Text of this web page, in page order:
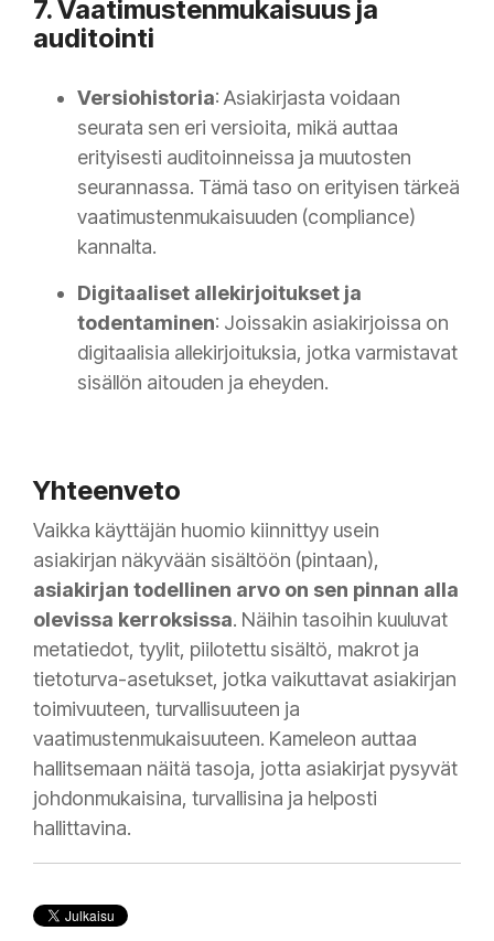
7. Vaatimustenmukaisuus ja
auditointi
Versiohistoria: Asiakirjasta voidaan
seurata sen eri versioita, mikä auttaa
erityisesti auditoinneissa ja muutosten
seurannassa. Tämä taso on erityisen tärkeä
vaatimustenmukaisuuden (compliance)
kannalta.
Digitaaliset allekirjoitukset ja
todentaminen: Joissakin asiakirjoissa on
digitaalisia allekirjoituksia, jotka varmistavat
sisällön aitouden ja eheyden.
Yhteenveto
Vaikka käyttäjän huomio kiinnittyy usein
asiakirjan näkyvään sisältöön (pintaan),
asiakirjan todellinen arvo on sen pinnan alla
olevissa kerroksissa. Näihin tasoihin kuuluvat
metatiedot, tyylit, piilotettu sisältö, makrot ja
tietoturva-asetukset, jotka vaikuttavat asiakirjan
toimivuuteen, turvallisuuteen ja
vaatimustenmukaisuuteen. Kameleon auttaa
hallitsemaan näitä tasoja, jotta asiakirjat pysyvät
johdonmukaisina, turvallisina ja helposti
hallittavina.